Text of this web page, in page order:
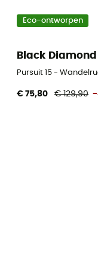
Eco-ontworpen
Black Diamond
Pursuit 15 -
€ 75,80 € 129,90 -